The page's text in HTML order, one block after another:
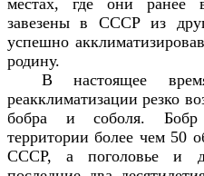
завезены в СССР из
успешно
родину.
В настоящее
реакклиматизации резко
бобра и соболя. Бобр
территории более чем 50
СССР, а поголовье и